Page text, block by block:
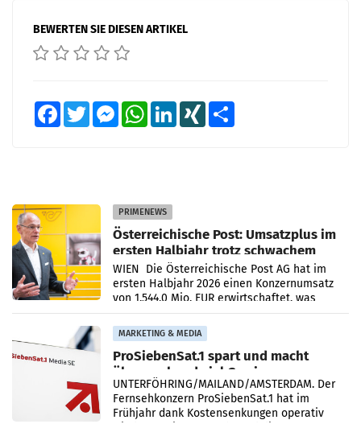
BEWERTEN SIE DIESEN ARTIKEL
FacebookTwitter MessengerWhatsAppLinkedInXING
PRIMENEWS
Österreichische Post: Umsatzplus im
ersten Halbjahr trotz schwachem
Briefgeschäft
WIEN Die Österreichische Post AG hat im
ersten Halbjahr 2026 einen Konzernumsatz
von 1.544,0 Mio. EUR erwirtschaftet, was
einem Plus von 3,8 Prozent gegenüber dem
Vergleichszeitraum
MARKETING & MEDIA
ProSiebenSat.1 spart und macht
überraschend viel Gewinn
UNTERFÖHRING/MAILAND/AMSTERDAM. Der
Fernsehkonzern ProSiebenSat.1 hat im
Frühjahr dank Kostensenkungen operativ